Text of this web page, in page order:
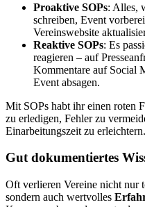
Proaktive SOPs: Alles,
schreiben, Event
Vereinswebsite
Reaktive SOPs: Es
reagieren – auf
Kommentare auf Social
Event absagen.
Mit SOPs habt ihr einen roten
zu erledigen, Fehler zu
Einarbeitungszeit zu erleichtern.
Gut dokumentiertes
Oft verlieren Vereine nicht nur
sondern auch wertvolles